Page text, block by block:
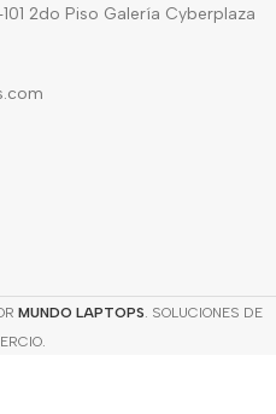
2do Piso Galería Cyberplaza
MUNDO LAPTOPS . SOLUCIONES DE